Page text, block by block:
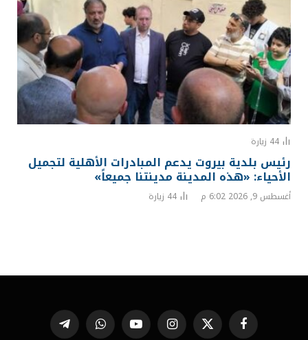
44 زيارة
رئيس بلدية بيروت يدعم المبادرات الأهلية لتجميل
الأحياء: «هذه المدينة مدينتنا جميعاً»
أغسطس 9, 2026 6:02 م 44 زيارة
فيسبوك X الانستغراميوتيوب واتساب تيلقرام